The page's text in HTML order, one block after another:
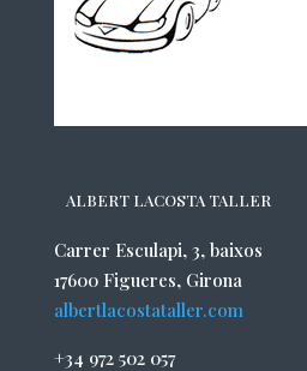
ALBERT LACOSTA TALLER
Carrer Esculapi, 3, baixos
17600 Figueres, Girona
albertlacostataller.com
+34 972 502 057